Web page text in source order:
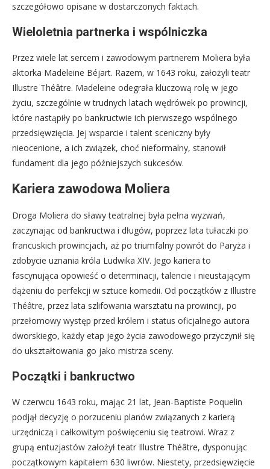
szczegółowo opisane w dostarczonych faktach.
Wieloletnia partnerka i wspólniczka
Przez wiele lat sercem i zawodowym partnerem Moliera była
aktorka Madeleine Béjart. Razem, w 1643 roku, założyli teatr
Illustre Théâtre. Madeleine odegrała kluczową rolę w jego
życiu, szczególnie w trudnych latach wędrówek po prowincji,
które nastąpiły po bankructwie ich pierwszego wspólnego
przedsięwzięcia. Jej wsparcie i talent sceniczny były
nieocenione, a ich związek, choć nieformalny, stanowił
fundament dla jego późniejszych sukcesów.
Kariera zawodowa Moliera
Droga Moliera do sławy teatralnej była pełna wyzwań,
zaczynając od bankructwa i długów, poprzez lata tułaczki po
francuskich prowincjach, aż po triumfalny powrót do Paryża i
zdobycie uznania króla Ludwika XIV. Jego kariera to
fascynująca opowieść o determinacji, talencie i nieustającym
dążeniu do perfekcji w sztuce komedii. Od początków z Illustre
Théâtre, przez lata szlifowania warsztatu na prowincji, po
przełomowy występ przed królem i status oficjalnego autora
dworskiego, każdy etap jego życia zawodowego przyczynił się
do ukształtowania go jako mistrza sceny.
Początki i bankructwo
W czerwcu 1643 roku, mając 21 lat, Jean-Baptiste Poquelin
podjął decyzję o porzuceniu planów związanych z karierą
urzędniczą i całkowitym poświęceniu się teatrowi. Wraz z
grupą entuzjastów założył teatr Illustre Théâtre, dysponując
początkowym kapitałem 630 liwrów. Niestety, przedsięwzięcie